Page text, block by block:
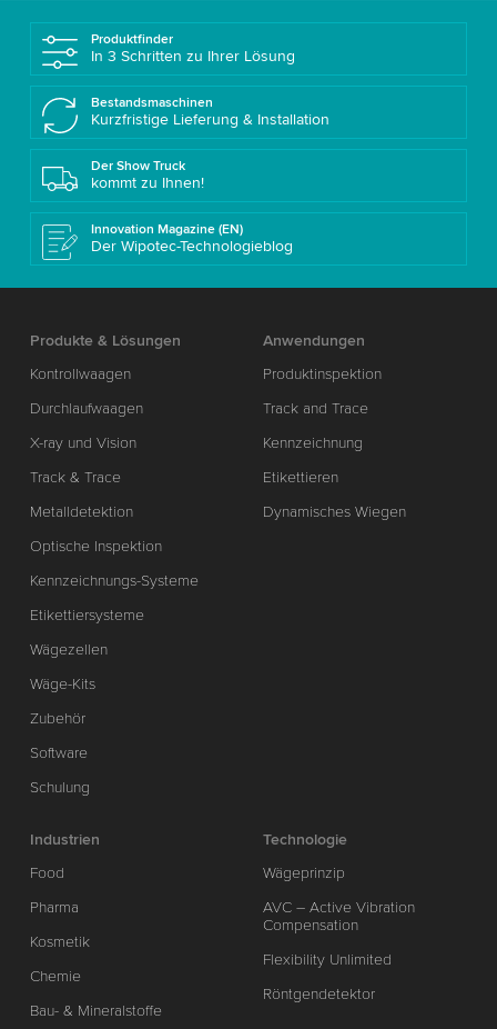
Produktfinder
In 3 Schritten zu Ihrer Lösung
Bestandsmaschinen
Kurzfristige Lieferung & Installation
Der Show Truck
kommt zu Ihnen!
Innovation Magazine (EN)
Der Wipotec-Technologieblog
Produkte & Lösungen
Kontrollwaagen
Durchlaufwaagen
X-ray und Vision
Track & Trace
Metalldetektion
Optische Inspektion
Kennzeichnungs-Systeme
Etikettiersysteme
Wägezellen
Wäge-Kits
Zubehör
Software
Schulung
Anwendungen
Produktinspektion
Track and Trace
Kennzeichnung
Etikettieren
Dynamisches Wiegen
Industrien
Food
Pharma
Kosmetik
Chemie
Bau- & Mineralstoffe
Technologie
Wägeprinzip
AVC – Active Vibration
Compensation
Flexibility Unlimited
Röntgendetektor